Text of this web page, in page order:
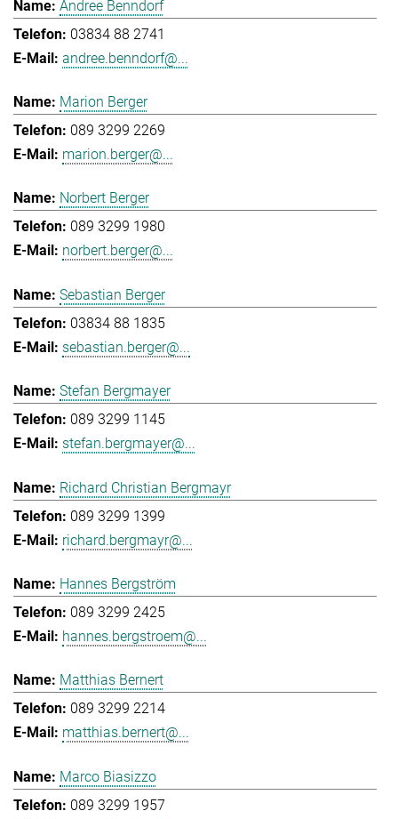
Andree Benndorf
03834 88 2741
andree.benndorf@...
Marion Berger
089 3299 2269
marion.berger@...
Norbert Berger
089 3299 1980
norbert.berger@...
Sebastian Berger
03834 88 1835
sebastian.berger@...
Stefan Bergmayer
089 3299 1145
stefan.bergmayer@...
Richard Christian Bergmayr
089 3299 1399
richard.bergmayr@...
Hannes Bergström
089 3299 2425
hannes.bergstroem@...
Matthias Bernert
089 3299 2214
matthias.bernert@...
Marco Biasizzo
089 3299 1957